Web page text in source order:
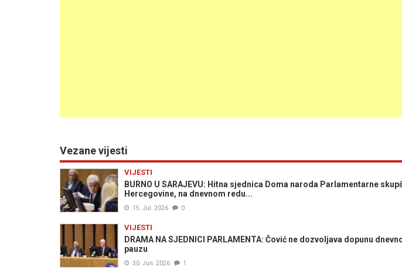
Vezane vijesti
VIJESTI
BURNO U SARAJEVU: Hitna sjednica Doma naroda Parlamentarne
Hercegovine, na dnevnom redu...
15. Jul. 2026 0
VIJESTI
DRAMA NA SJEDNICI PARLAMENTA: Čović ne dozvoljava dopunu
pauzu
30. Jun. 2026 1